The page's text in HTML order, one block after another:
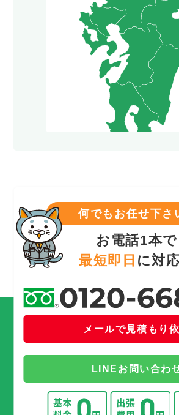
何でもお任せ下さ
お電話1本で
最短即日 に対応
メールで見積もり
LINEお問い合わ